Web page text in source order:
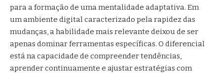
para a formação de uma mentalidade adaptativa. Em
um ambiente digital caracterizado pela rapidez das
mudanças, a habilidade mais relevante deixou de ser
apenas dominar ferramentas específicas. O diferencial
está na capacidade de compreender tendências,
aprender continuamente e ajustar estratégias com